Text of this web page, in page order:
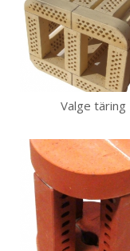
Valge täring